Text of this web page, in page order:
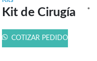
Kit de Cirugía
COTIZAR PEDIDO